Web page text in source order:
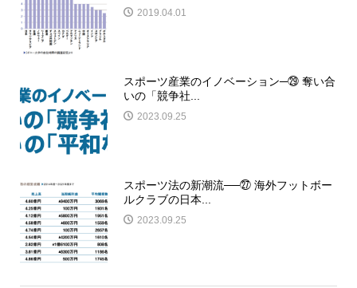
2019.04.01
スポーツ産業のイノベーション─㉙ 奪い合
いの「競争社...
2023.09.25
スポーツ法の新潮流──㉗ 海外フットボー
ルクラブの日本...
2023.09.25